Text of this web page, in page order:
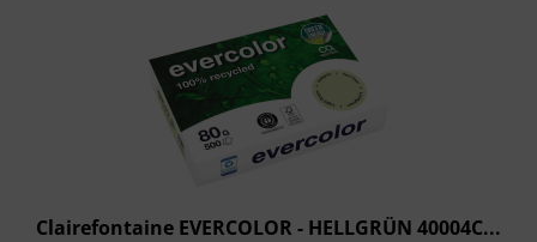
Clairefontaine EVERCOLOR - HELLGRÜN 40004C...